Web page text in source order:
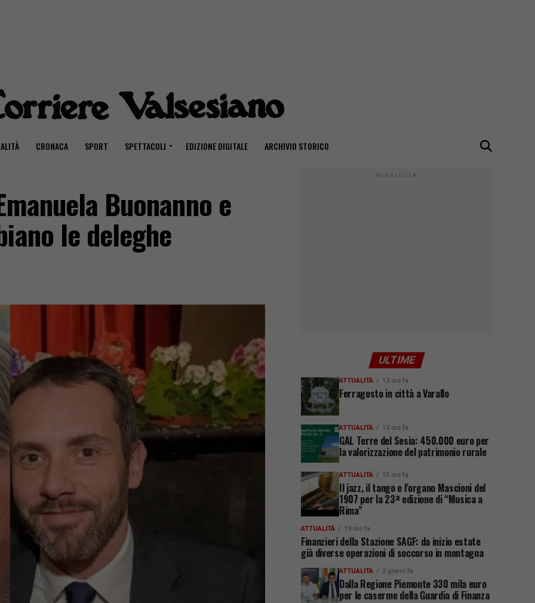
CRONACA SPORT SPETTACOLI EDIZIONE DIGITALE ARCHIVIO STORICO
Buonanno e
le deleghe
PUBBLICITÀ
ULTIME
ATTUALITÀ 13 ore fa
Ferragosto in città a Varallo
ATTUALITÀ 13 ore fa
GAL Terre del Sesia: 450.000 euro per
la valorizzazione del patrimonio rurale
ATTUALITÀ 15 ore fa
Il jazz, il tango e l’organo Mascioni del
1907 per la 23ª edizione di “Musica a
Rima”
ATTUALITÀ 19 ore fa
Finanzieri della Stazione SAGF: da inizio estate
già diverse operazioni di soccorso in montagna
ATTUALITÀ 2 giorni fa
Dalla Regione Piemonte 330 mila euro
per le caserme della Guardia di Finanza